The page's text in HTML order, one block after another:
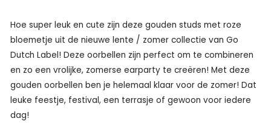
Hoe super leuk en cute zijn deze gouden studs met roze
bloemetje uit de nieuwe lente / zomer collectie van Go
Dutch Label! Deze oorbellen zijn perfect om te combineren
en zo een vrolijke, zomerse earparty te creëren! Met deze
gouden oorbellen ben je helemaal klaar voor de zomer! Dat
leuke feestje, festival, een terrasje of gewoon voor iedere
dag!